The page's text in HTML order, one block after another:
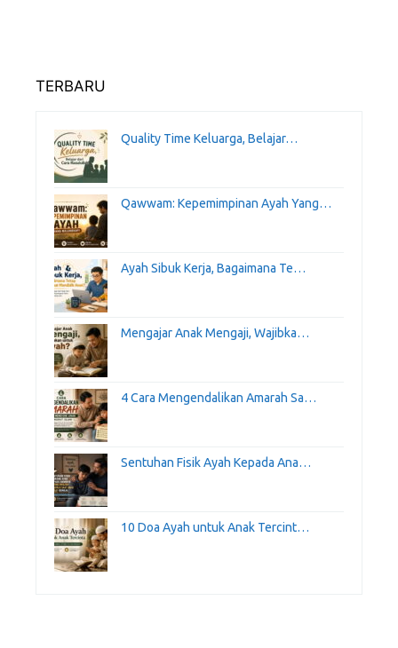
TERBARU
Quality Time Keluarga, Belajar…
Qawwam: Kepemimpinan Ayah Yang…
Ayah Sibuk Kerja, Bagaimana Te…
Mengajar Anak Mengaji, Wajibka…
4 Cara Mengendalikan Amarah Sa…
Sentuhan Fisik Ayah Kepada Ana…
10 Doa Ayah untuk Anak Tercint…